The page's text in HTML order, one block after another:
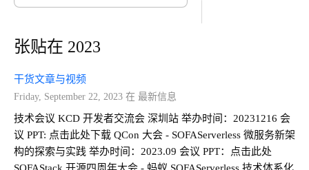
张贴在 2023
干货文章与视频
Friday, September 22, 2023 在 最新信息
技术会议 KCD 开发者交流会 深圳站 举办时间：20231216 会
议 PPT: 点击此处下载 QCon 大会 - SOFAServerless 微服务新架
构的探索与实践 举办时间：2023.09 会议 PPT：点击此处